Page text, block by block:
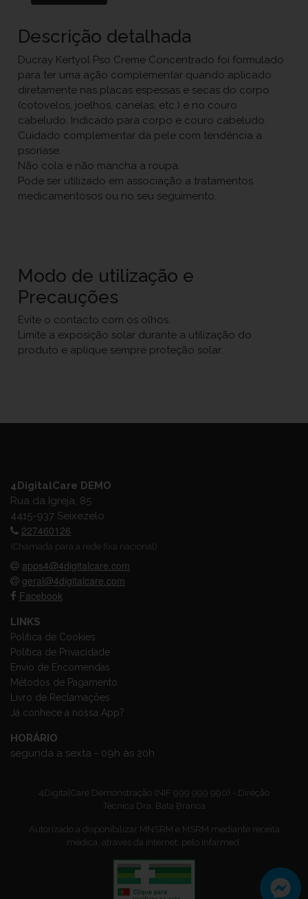
Descrição detalhada
Ducray Kertyol Pso Creme Concentrado foi formulado
para ter uma ação complementar quando aplicado
diretamente nas placas espessas e secas do corpo
(cotovelos, joelhos, canelas, etc.) e no couro
cabeludo. Indicado para corpo e couro cabeludo.
Cuidado complementar da pele com tendência a
psoríase.
Não cola e não mancha a roupa.
Pode ser utilizado em associação a tratamentos
medicamentosos ou no seu seguimento.
Modo de utilização e
Precauções
Evite o contacto com os olhos.
Limite a exposição solar durante a utilização do
produto e aplique sempre proteção solar.
4DigitalCare DEMO
Rua da Igreja, 85
4415-937 Seixezelo
227460126
(Chamada para a rede fixa nacional)
apps4@4digitalcare.com
geral@4digitalcare.com
Facebook
LINKS
Política de Cookies
Política de Privacidade
Envio de Encomendas
Métodos de Pagamento
Livro de Reclamações
Já conhece a nossa App?
HORÁRIO
segunda a sexta - 09h às 20h
4DigitalCare Demonstração (NIF 999 999 990) - Direção
Técnica Dra. Bata Branca
Autorizado a disponibilizar MNSRM e MSRM mediante receita
médica, através da Internet, pelo Infarmed.